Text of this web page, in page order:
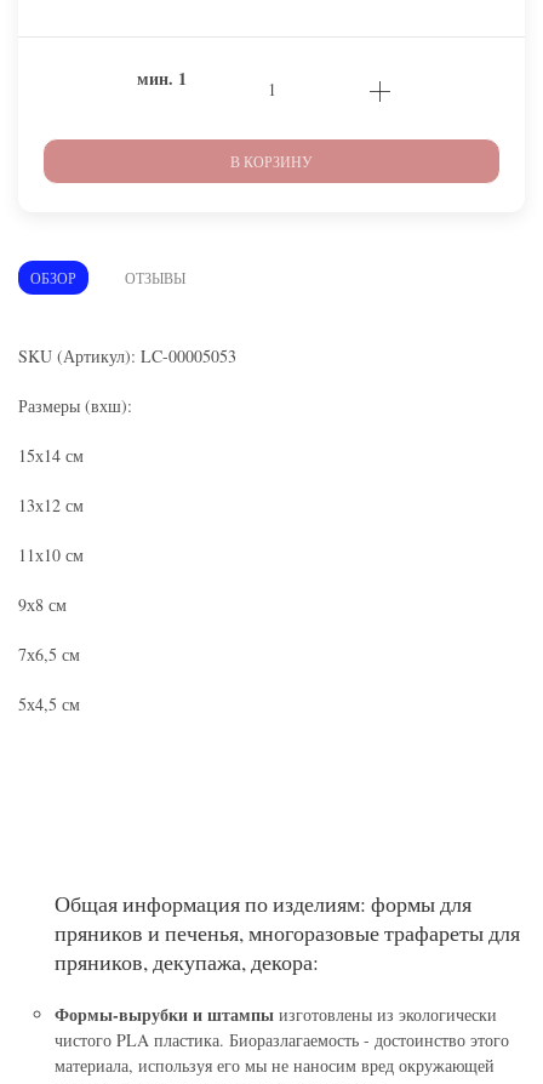
мин. 1
В КОРЗИНУ
ОБЗОР ОТЗЫВЫ
SKU (Артикул): LC-00005053
Размеры (вхш):
15х14 см
13х12 см
11х10 см
9х8 см
7х6,5 см
5х4,5 см
Общая информация по изделиям: формы для
пряников и печенья, многоразовые трафареты для
пряников, декупажа, декора:
Формы-вырубки и штампы изготовлены из экологически
чистого PLA пластика. Биоразлагаемость - достоинство этого
материала, используя его мы не наносим вред окружающей